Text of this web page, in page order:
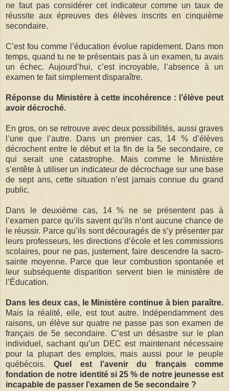
ne faut pas considérer cet indicateur comme un taux de
réussite aux épreuves des élèves inscrits en cinquième
secondaire.
C’est fou comme l’éducation évolue rapidement. Dans mon
temps, quand tu ne te présentais pas à un examen, tu avais
un échec. Aujourd’hui, c’est incroyable, l’absence à un
examen te fait simplement disparaître.
Réponse du Ministère à cette incohérence : l’élève peut
avoir décroché.
En gros, on se retrouve avec deux possibilités, aussi graves
l’une que l’autre. Dans un premier cas, 14 % d’élèves
décrochent entre le début et la fin de la 5e secondaire, ce
qui serait une catastrophe. Mais comme le Ministère
s’entête à utiliser un indicateur de décrochage sur une base
de sept ans, cette situation n’est jamais connue du grand
public.
Dans le deuxième cas, 14 % ne se présentent pas à
l’examen parce qu’ils savent qu’ils n’ont aucune chance de
le réussir. Parce qu’ils sont découragés de s’y présenter par
leurs professeurs, les directions d’école et les commissions
scolaires, pour ne pas, justement, faire descendre la sacro-
sainte moyenne. Parce que leur combustion spontanée et
leur subséquente disparition servent bien le ministère de
l’Éducation.
Dans les deux cas, le Ministère continue à bien paraître.
Mais la réalité, elle, est tout autre. Indépendamment des
raisons, un élève sur quatre ne passe pas son examen de
français de 5e secondaire. C’est un désastre sur le plan
individuel, sachant qu’un DEC est maintenant nécessaire
pour la plupart des emplois, mais aussi pour le peuple
québécois.Quel est l’avenir du français comme
fondation de notre identité si 25 % de notre jeunesse est
incapable de passer l’examen de 5e secondaire ?